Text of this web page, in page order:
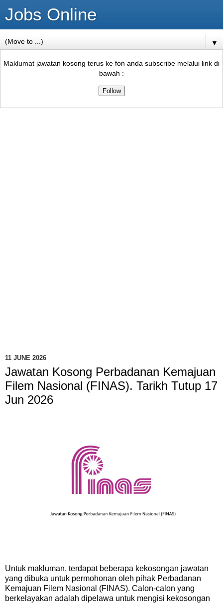
Jobs Online
▼
Maklumat jawatan kosong terus ke fon anda subscribe melalui link di
bawah :
11 JUNE 2026
Jawatan Kosong Perbadanan Kemajuan
Filem Nasional (FINAS). Tarikh Tutup 17
Jun 2026
Untuk makluman, terdapat beberapa kekosongan jawatan
yang dibuka untuk permohonan oleh pihak Perbadanan
Kemajuan Filem Nasional (FINAS). Calon-calon yang
berkelayakan adalah dipelawa untuk mengisi kekosongan